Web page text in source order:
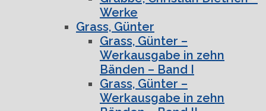
Werke
Grass, Günter
Grass, Günter –
Werkausgabe in zehn
Bänden – Band I
Grass, Günter –
Werkausgabe in zehn